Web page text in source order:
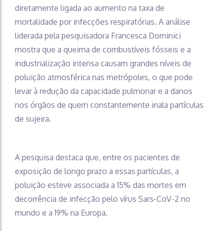
diretamente ligada ao aumento na taxa de
mortalidade por infecções respiratórias. A análise
liderada pela pesquisadora Francesca Dominici
mostra que a queima de combustíveis fósseis e a
industrialização intensa causam grandes níveis de
poluição atmosférica nas metrópoles, o que pode
levar à redução da capacidade pulmonar e a danos
nos órgãos de quem constantemente inala partículas
de sujeira.
A pesquisa destaca que, entre os pacientes de
exposição de longo prazo a essas partículas, a
poluição esteve associada a 15% das mortes em
decorrência de infecção pelo vírus Sars-CoV-2 no
mundo e a 19% na Europa.